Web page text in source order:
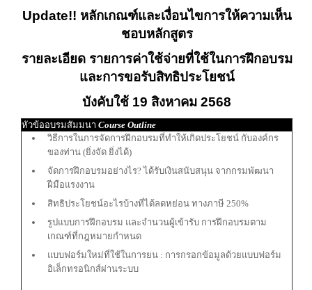
Update!! หลักเกณฑ์และเงื่อนไขการให้ความเห็น
ชอบหลักสูตร
รายละเอียด รายการค่าใช้จ่ายที่ใช้ในการฝึกอบรม
และการขอรับสิทธิประโยชน์
บังคับใช้ 19 สิงหาคม 2568
หัวข้ออบรมสัมมนา Course Outline
วิธีการในการจัดการฝึกอบรมที่ทำให้เกิดประโยชน์ กับองค์กร
ของท่าน (ยิ่งจัด ยิ่งได้)
จัดการฝึกอบรมอย่างไร? ได้รับเงินสนับสนุน จากกรมพัฒนา
ฝีมือแรงงาน
สิทธิประโยชน์อะไรบ้างที่ได้ลดหย่อน ทางภาษี 250%
รูปแบบการฝึกอบรม และจำนวนผู้เข้ารับ การฝึกอบรมตาม
เกณฑ์ที่กฎหมายกำหนด
แบบฟอร์มใหม่ที่ใช้ในการยน : การกรอกข้อมูลด้วยแบบฟอร์ม
อิเล็กทรอนิกส์ผ่านระบบ